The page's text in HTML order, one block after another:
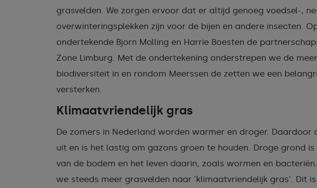
grasvelden. We zorgen ervoor dat er altijd genoeg voedsel-,
overwinteringsplekken zijn voor de bijen en andere insecten.
ondertekende Bjorn Molling en Harrie Boesten de
Zone Limburg. Met de ondertekening onderstrepen we de
biodiversiteit in en rondom Meerssen de zetten we een
versterken.
Klimaatvriendelijk gras
De zomers in Nederland worden warmer en droger. Daardoor
uit en is het lastig om gazons groen te houden. Droge grond
van de bodem en het leven daarin, zoals wormen en
we steeds meer grasvelden naar 'klimaatvriendelijk gras'. Dit